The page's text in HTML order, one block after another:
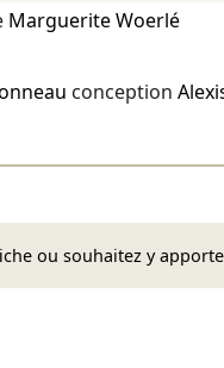
Marguerite Woerlé
conception
ou souhaitez y